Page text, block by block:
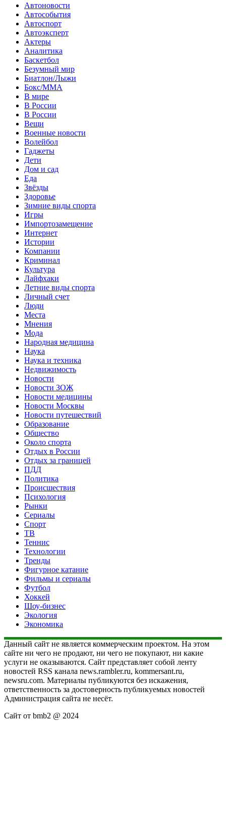
Автоновости
Автособытия
Автоспорт
Автоэксперт
Актеры
Аналитика
Баскетбол
Безумный мир
Биатлон/Лыжи
Бокс/MMA
В мире
В России
В России
Вещи
Военные новости
Волейбол
Гаджеты
Дети
Дом и сад
Еда
Звёзды
Здоровье
Зимние виды спорта
Игры
Импортозамещение
Интернет
Истории
Компании
Криминал
Культура
Лайфхаки
Летние виды спорта
Личный счет
Люди
Места
Мнения
Мода
Народная медицина
Наука
Наука и техника
Недвижимость
Новости
Новости ЗОЖ
Новости медицины
Новости Москвы
Новости путешествий
Образование
Общество
Около спорта
Отдых в России
Отдых за границей
ПДД
Политика
Происшествия
Психология
Рынки
Сериалы
Спорт
ТВ
Теннис
Технологии
Тренды
Фигурное катание
Фильмы и сериалы
Футбол
Хоккей
Шоу-бизнес
Экология
Экономика
Данный сайт не является коммерческим проектом. На этом
сайте ни чего не продают, ни чего не покупают, ни какие
услуги не оказываются. Сайт представляет собой ленту
новостей RSS канала news.rambler.ru, kommersant.ru,
newsru.com. Материалы публикуются без искажения,
ответственность за достоверность публикуемых новостей
Администрация сайта не несёт.
Сайт от bmb2 @ 2024